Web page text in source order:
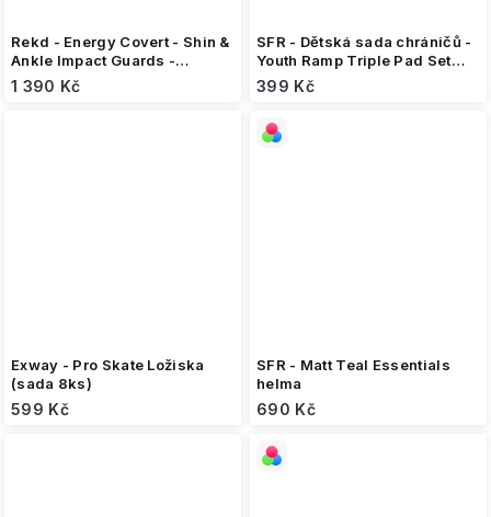
Rekd - Energy Covert - Shin &
Ankle Impact Guards -
chrániče holení a kotníků
1 390 Kč
SFR - Dětská sada chráničů -
Youth Ramp Triple Pad Set
Black/Blue
399 Kč
Exway - Pro Skate Ložiska
(sada 8ks)
599 Kč
SFR - Matt Teal Essentials
helma
690 Kč